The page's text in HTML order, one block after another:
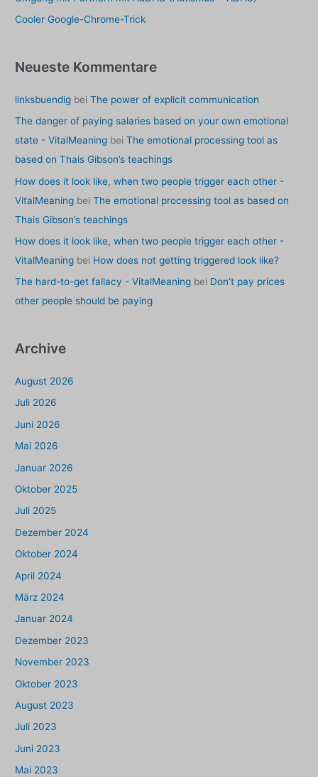
Cooler Google-Chrome-Trick
Neueste Kommentare
linksbuendig beiThe power of explicit communication
The danger of paying salaries based on your own emotional
state - VitalMeaning beiThe emotional processing tool as
based on Thais Gibson’s teachings
How does it look like, when two people trigger each other -
VitalMeaning beiThe emotional processing tool as based on
Thais Gibson’s teachings
How does it look like, when two people trigger each other -
VitalMeaning bei How does not getting triggered look like?
The hard-to-get fallacy - VitalMeaning bei Don’t pay prices
other people should be paying
Archive
August 2026
Juli 2026
Juni 2026
Mai 2026
Januar 2026
Oktober 2025
Juli 2025
Dezember 2024
Oktober 2024
April 2024
März 2024
Januar 2024
Dezember 2023
November 2023
Oktober 2023
August 2023
Juli 2023
Juni 2023
Mai 2023